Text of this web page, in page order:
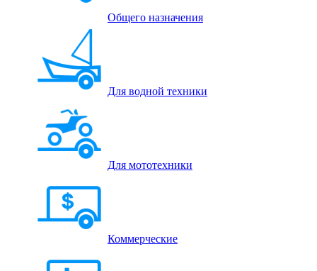
Общего назначения
Для водной техники
Для мототехники
Коммерческие